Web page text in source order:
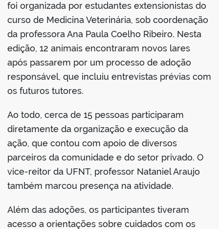
foi organizada por estudantes extensionistas do
curso de Medicina Veterinária, sob coordenação
da professora Ana Paula Coelho Ribeiro. Nesta
edição, 12 animais encontraram novos lares
após passarem por um processo de adoção
responsável, que incluiu entrevistas prévias com
os futuros tutores.
Ao todo, cerca de 15 pessoas participaram
diretamente da organização e execução da
ação, que contou com apoio de diversos
parceiros da comunidade e do setor privado. O
vice-reitor da UFNT, professor Nataniel Araujo
também marcou presença na atividade.
Além das adoções, os participantes tiveram
acesso a orientações sobre cuidados com os